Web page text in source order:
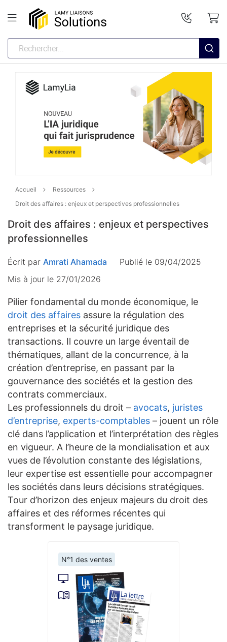
Accueil
Ressources
Droit des affaires : enjeux et perspectives professionnelles
Droit des affaires : enjeux et perspectives
professionnelles
Écrit par Amrati Ahamada
Publié le 09/04/2025
Mis à jour le 27/01/2026
Pilier fondamental du monde économique, le
droit des affaires assure la régulation des
entreprises et la sécurité juridique des
transactions. Il couvre un large éventail de
thématiques, allant de la concurrence, à la
création d’entreprise, en passant par la
gouvernance des sociétés et la gestion des
contrats commerciaux.
Les professionnels du droit – avocats, juristes
d’entreprise, experts-comptables – jouent un rôle
clé dans l’application et l’interprétation des règles
en vigueur. A l’heure de la mondialisation et aux
vues de l’évolution constante des législations,
leur expertise est essentielle pour accompagner
les sociétés dans leurs décisions stratégiques.
Tour d’horizon des enjeux majeurs du droit des
affaires et des réformes récentes qui
transforment le paysage juridique.
N°1 des ventes